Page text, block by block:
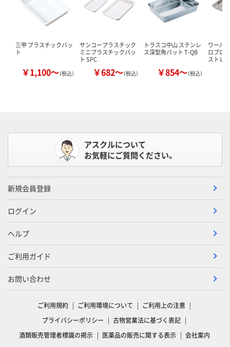
三甲 プラスチックバッ
ト
￥1,100～（税込）
サンコープラスチック
ミニプラスチックバッ
ト SPC
￥682～（税込）
トラスコ中山 ステンレ
ス深型角バット T-QB
￥854～（税込）
ワール
ロプロ
ストレー
アスクルについて
お気軽にご質問ください。
新規会員登録
ログイン
ヘルプ
ご利用ガイド
お問い合わせ
ご利用規約 ご利用環境について
ご利用上の注意
プライバシーポリシー
古物営業法に基づく表記
酒類販売管理者標識の掲示
医薬品の販売に関する表示 会社案内